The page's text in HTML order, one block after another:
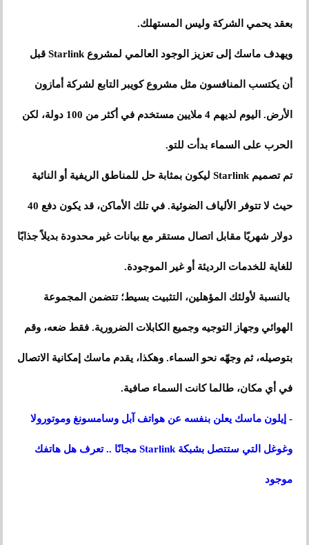
بعقد يحمي الشركة وليس المستهلك.
ويهدف ماسك إلى تعزيز الوجود العالمي لمشروع Starlink قبل
أن يكتسب المنافسون مثل مشروع كويبر التابع لشركة أمازون
الأرض. اليوم لديهم 4 ملايين مستخدم في أكثر من 100 دولة، لكن
الحرب على السماء بدأت للتو.
تم تصميم Starlink ليكون بمثابة حل للمناطق الريفية أو النائية
حيث لا تتوفر الألياف الضوئية. في تلك الأماكن، قد يكون دفع 40
دولار شهريًا مقابل اتصال مستقر مع بيانات غير محدودة بديلاً جذابًا
للغاية للخدمات الرديئة أو غير الموجودة.
بالنسبة لأولئك المؤهلين، التثبيت بسيط؛ تتضمن المجموعة
الهوائي وجهاز التوجيه وجميع الكابلات الضرورية. فقط ضعه، وقم
بتوصيله، ثم وجهّه نحو السماء. وهكذا، يقدم ماسك إمكانية الاتصال
في أي مكان، طالما كانت السماء صافية.
-إيلون ماسك يعلن بنفسه عن هواتف آبل وسامسونغ وموتورولا
وغوغل التي ستتصل بشبكة Starlink مجانًا .. تعرف هل هاتفك
موجود